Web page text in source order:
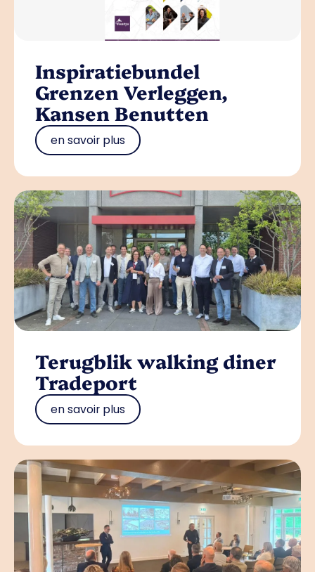
Inspiratiebundel
Grenzen Verleggen,
Kansen Benutten
en savoir plus
Terugblik walking diner
Tradeport
en savoir plus